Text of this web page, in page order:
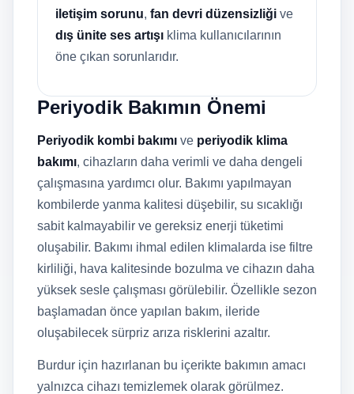
iletişim sorunu, fan devri düzensizliği ve
dış ünite ses artışı klima kullanıcılarının
öne çıkan sorunlarıdır.
Periyodik Bakımın Önemi
Periyodik kombi bakımı ve periyodik klima
bakımı, cihazların daha verimli ve daha dengeli
çalışmasına yardımcı olur. Bakımı yapılmayan
kombilerde yanma kalitesi düşebilir, su sıcaklığı
sabit kalmayabilir ve gereksiz enerji tüketimi
oluşabilir. Bakımı ihmal edilen klimalarda ise filtre
kirliliği, hava kalitesinde bozulma ve cihazın daha
yüksek sesle çalışması görülebilir. Özellikle sezon
başlamadan önce yapılan bakım, ileride
oluşabilecek sürpriz arıza risklerini azaltır.
Burdur için hazırlanan bu içerikte bakımın amacı
yalnızca cihazı temizlemek olarak görülmez.